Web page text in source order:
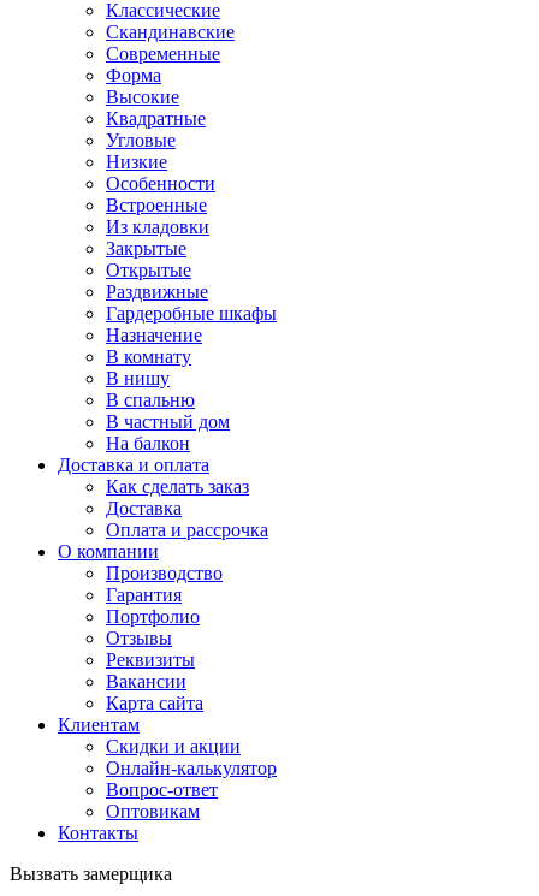
Классические
Скандинавские
Современные
Форма
Высокие
Квадратные
Угловые
Низкие
Особенности
Встроенные
Из кладовки
Закрытые
Открытые
Раздвижные
Гардеробные шкафы
Назначение
В комнату
В нишу
В спальню
В частный дом
На балкон
Доставка и оплата
Как сделать заказ
Доставка
Оплата и рассрочка
О компании
Производство
Гарантия
Портфолио
Отзывы
Реквизиты
Вакансии
Карта сайта
Клиентам
Скидки и акции
Онлайн-калькулятор
Вопрос-ответ
Оптовикам
Контакты
Вызвать замерщика